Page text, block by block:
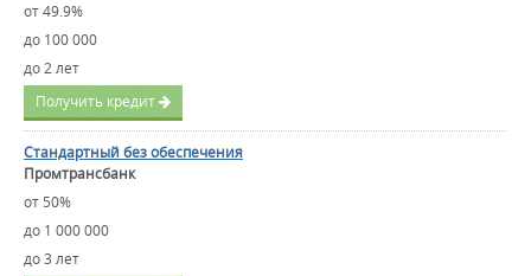
от 49.9%
до 100 000
до 2 лет
Получить кредит
Стандартный без обеспечения
Промтрансбанк
от 50%
до 1 000 000
до 3 лет